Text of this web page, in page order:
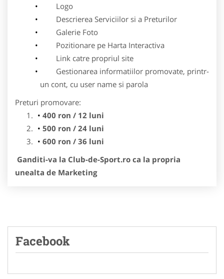
Logo
Descrierea Serviciilor si a Preturilor
Galerie Foto
Pozitionare pe Harta Interactiva
Link catre propriul site
Gestionarea informatiilor promovate, printr-
un cont, cu user name si parola
Preturi promovare:
400 ron / 12 luni
500 ron / 24 luni
600 ron / 36 luni
Ganditi-va la Club-de-Sport.ro ca la propria
unealta de Marketing
Facebook